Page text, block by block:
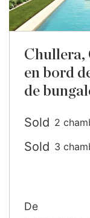
Chullera,
en bord
de
Sold 2
Sold 3
De